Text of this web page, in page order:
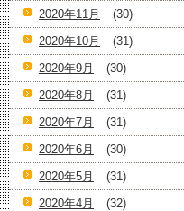
2020年11月
(30)
2020年10月
(31)
2020年9月
(30)
2020年8月
(31)
2020年7月
(31)
2020年6月
(30)
2020年5月
(31)
2020年4月
(32)